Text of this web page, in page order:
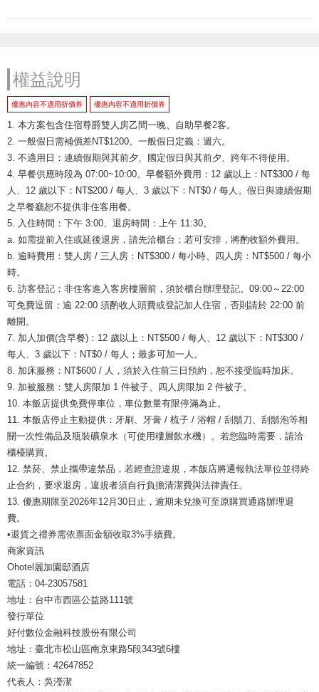
權益說明
優惠內容不適用折價券 優惠內容不適用折價券
1. 本方案包含住宿尊爵雙人房乙間一晚、自助早餐2客。
2. 一般假日需補價差NT$1200。一般假日定義：週六。
3. 不適用日：連續假期與其前夕、國定假日與其前夕、跨年不得使用。
4. 早餐供應時段為 07:00~10:00。早餐額外費用：12 歲以上：NT$300 / 每
人、12 歲以下：NT$200 / 每人、3 歲以下：NT$0 / 每人。假日與連續假期
之早餐廳恕不提供非住客用餐。
5. 入住時間：下午 3:00、退房時間：上午 11:30。
a. 如需提前入住或延後退房，請先洽櫃台；若可安排，將酌收額外費用。
b. 逾時費用：雙人房 / 三人房：NT$300 / 每小時、四人房：NT$500 / 每小
時。
6. 訪客登記：非住客進入客房樓層前，須於櫃台辦理登記。09:00～22:00
可免費逗留；逾 22:00 須酌收人頭費或登記加人住宿，否則請於 22:00 前
離開。
7. 加人加價(含早餐)：12 歲以上：NT$500 / 每人、12 歲以下：NT$300 /
每人、3 歲以下：NT$0 / 每人；最多可加一人。
8. 加床服務：NT$600 / 人，須於入住前三日預約，恕不接受臨時加床。
9. 加被服務：雙人房限加 1 件被子、四人房限加 2 件被子。
10. 本飯店提供免費停車位，車位數量有限停滿為止。
11. 本飯店停止主動提供：牙刷、牙膏 / 梳子 / 浴帽 / 刮鬍刀、刮鬍泡等相
關一次性備品及瓶裝礦泉水（可使用樓層飲水機）。若您臨時需要，請洽
櫃檯購買。
12. 禁菸、禁止攜帶違禁品，若經查證違規，本飯店將通報執法單位並得終
止合約，要求退房，違規者須自行負擔清潔費與法律責任。
13. 優惠期限至2026年12月30日止，逾期未兌換可至原購買通路辦理退
費。
•退貨之禮券需依票面金額收取3%手續費。
商家資訊
Ohotel麗加園邸酒店
電話：04-23057581
地址：台中市西區公益路111號
發行單位
好付數位金融科技股份有限公司
地址：臺北市松山區南京東路5段343號6樓
統一編號：42647852
代表人：吳瀅潔